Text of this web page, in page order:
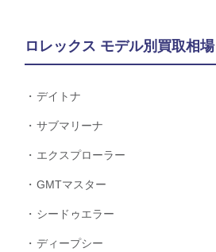
ロレックス モデル別買取相場
デイトナ
サブマリーナ
エクスプローラー
GMTマスター
シードゥエラー
ディープシー